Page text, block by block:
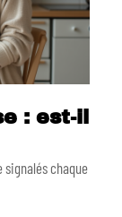
: est-il
signalés chaque